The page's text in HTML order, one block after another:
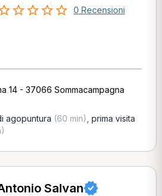
0 Recensioni
14 - 37066 Sommacampagna
agopuntura (60 min) prima visita
Salvan